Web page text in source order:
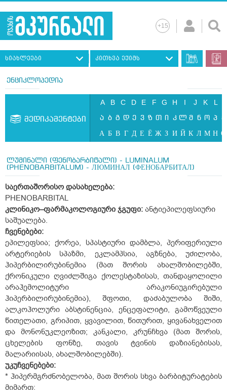
სიახლეები კითხვა ექიმს
ენციკლოპედია
მედიკამენტები
A B C D E F G H I J K L
ა ბ გ დ ე ვ ზ თ ი კ ლ მ ნ ო პ ჟ
А Б В Г Д Е Ё Ж З И Й К Л М Н О
ლუმინალი (ფენობარბიტალი) - LUMINALUM
(PHENOBARBITALUM) - ЛЮМИНАЛ (ФЕНОБАРБИТАЛ)
საერთაშორისო დასახელება:
PHENOBARBITAL
კლინიკო–ფარმაკოლოგიური ჯგუფი: ანტიეპილეფსიური
საშუალება.
ჩვენებები:
ეპილეფსია; ქორეა, სპასტიური დამბლა, პერიფერიული
არტერიების სპაზმი, ეკლამპსია, აგზნება, უძილობა,
ჰიპერბილირუბინემია (მათ შორის ახალშობილებში,
ქრონიკული ღვიძლშიგა ქოლესტაზისას, თანდაყოლილი
არაჰემოლიტური არაკონიუგირებული
ჰიპერბილირუბინემია), შფოთი, დაძაბულობა შიში,
ალკოჰოლური აბსტინენცია, ენცეფალიტი, გამოწვეული
წითელათი, გრიპით, ყვავილით, წითურით, ყივანახველით
და მონონუკლეოზით; კანკალი, კრუნჩხვა (მათ შორის,
ცხელების ფონზე, თავის ტვინის დაზიანებისას,
მალარიისას, ახალშობილებში).
უკუჩვენებები:
* ჰიპერმგრძნობელობა, მათ შორის სხვა ბარბიტურატების
მიმართ;